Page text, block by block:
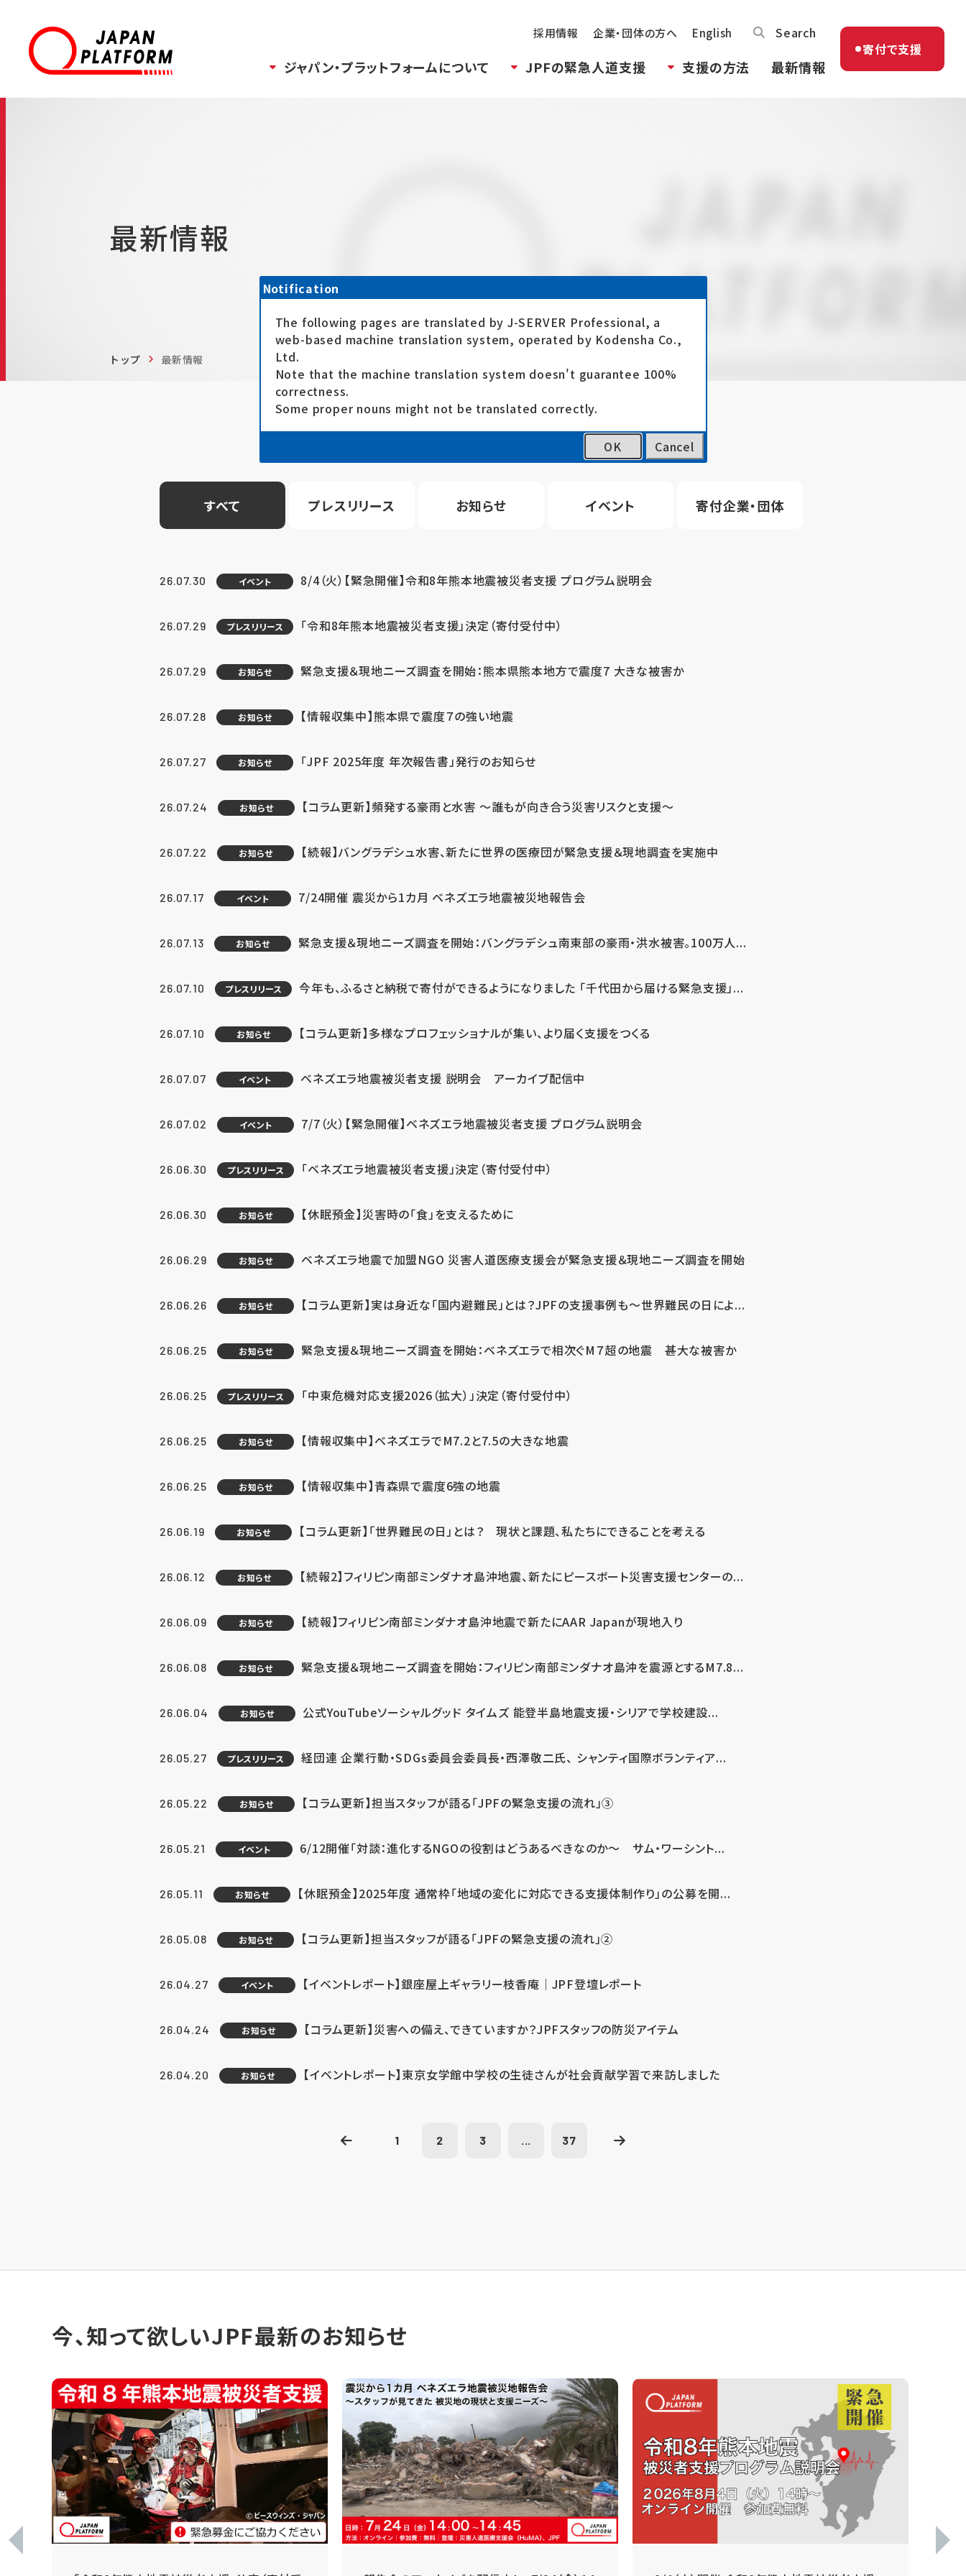
採用情報 企業・団体の方へ English Search
ジャパン・プラットフォームについて JPFの緊急人道支援 支援の方法 最新情報
寄付で支援
最新情報
トップ 最新情報
すべて プレスリリース お知らせ イベント 寄付企業・団体
26.07.30 イベント 8/4（火）【緊急開催】令和8年熊本地震被災者支援 プログラム説明会
26.07.29 プレスリリース 「令和8年熊本地震被災者支援」決定（寄付受付中）
26.07.29 お知らせ 緊急支援＆現地ニーズ調査を開始：熊本県熊本地方で震度7 大きな被害か
26.07.28 お知らせ 【情報収集中】熊本県で震度７の強い地震
26.07.27 お知らせ 「JPF 2025年度 年次報告書」発行のお知らせ
26.07.24 お知らせ 【コラム更新】頻発する豪雨と水害 ～誰もが向き合う災害リスクと支援～
26.07.22 お知らせ 【続報】バングラデシュ水害、新たに世界の医療団が緊急支援＆現地調査を実施中
26.07.17 イベント 7/24開催 震災から1カ月 ベネズエラ地震被災地報告会
26.07.13 お知らせ 緊急支援＆現地ニーズ調査を開始：バングラデシュ南東部の豪雨・洪水被害。100万人...
26.07.10 プレスリリース 今年も、ふるさと納税で寄付ができるようになりました 「千代田から届ける緊急支援」...
26.07.10 お知らせ 【コラム更新】多様なプロフェッショナルが集い、より届く支援をつくる
26.07.07 イベント ベネズエラ地震被災者支援 説明会 アーカイブ配信中
26.07.02 イベント 7/7（火）【緊急開催】ベネズエラ地震被災者支援 プログラム説明会
26.06.30 プレスリリース 「ベネズエラ地震被災者支援」決定（寄付受付中）
26.06.30 お知らせ 【休眠預金】災害時の「食」を支えるために
26.06.29 お知らせ ベネズエラ地震で加盟NGO 災害人道医療支援会が緊急支援＆現地ニーズ調査を開始
26.06.26 お知らせ 【コラム更新】実は身近な「国内避難民」とは？JPFの支援事例も～世界難民の日によ...
26.06.25 お知らせ 緊急支援＆現地ニーズ調査を開始：ベネズエラで相次ぐM７超の地震 甚大な被害か
26.06.25 プレスリリース 「中東危機対応支援2026（拡大）」決定（寄付受付中）
26.06.25 お知らせ 【情報収集中】ベネズエラでM7.2と7.5の大きな地震
26.06.25 お知らせ 【情報収集中】青森県で震度6強の地震
26.06.19 お知らせ 【コラム更新】「世界難民の日」とは？ 現状と課題、私たちにできることを考える
26.06.12 お知らせ 【続報2】フィリピン南部ミンダナオ島沖地震、新たにピースボート災害支援センターの...
26.06.09 お知らせ 【続報】フィリピン南部ミンダナオ島沖地震で新たにAAR Japanが現地入り
26.06.08 お知らせ 緊急支援＆現地ニーズ調査を開始：フィリピン南部ミンダナオ島沖を震源とするM7.8...
26.06.04 お知らせ 公式YouTubeソーシャルグッド タイムズ 能登半島地震支援・シリアで学校建設...
26.05.27 プレスリリース 経団連 企業行動・SDGs委員会委員長・西澤敬二氏、 シャンティ国際ボランティア...
26.05.22 お知らせ 【コラム更新】担当スタッフが語る「JPFの緊急支援の流れ」③
26.05.21 イベント 6/12開催「対談：進化するNGOの役割はどうあるべきなのか～ サム・ワーシント...
26.05.11 お知らせ 【休眠預金】2025年度 通常枠「地域の変化に対応できる支援体制作り」の公募を開...
26.05.08 お知らせ 【コラム更新】担当スタッフが語る「JPFの緊急支援の流れ」②
26.04.27 イベント 【イベントレポート】銀座屋上ギャラリー枝香庵｜JPF登壇レポート
26.04.24 お知らせ 【コラム更新】災害への備え、できていますか？JPFスタッフの防災アイテム
26.04.20 お知らせ 【イベントレポート】東京女学館中学校の生徒さんが社会貢献学習で来訪しました
1 2 3 ... 37
今、知って欲しいJPF最新のお知らせ
Notification
The following pages are translated by J-SERVER Professional, a
web-based machine translation system, operated by Kodensha Co.,
Ltd.
Note that the machine translation system doesn't guarantee 100%
correctness.
Some proper nouns might not be translated correctly.
OK Cancel